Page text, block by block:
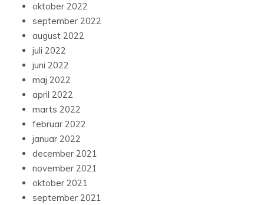
oktober 2022
september 2022
august 2022
juli 2022
juni 2022
maj 2022
april 2022
marts 2022
februar 2022
januar 2022
december 2021
november 2021
oktober 2021
september 2021